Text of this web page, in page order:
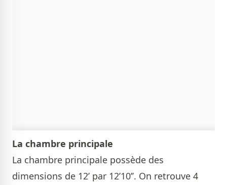
La chambre principale
La chambre principale possède des
dimensions de 12’ par 12’10’’. On retrouve 4